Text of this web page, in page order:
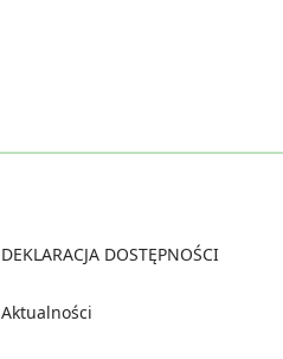
DEKLARACJA DOSTĘPNOŚCI
Aktualności